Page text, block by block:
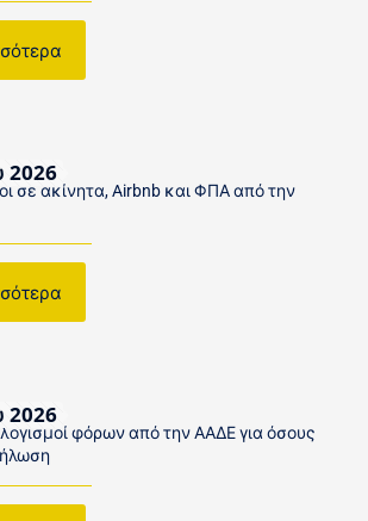
2026
σε ακίνητα, Airbnb και ΦΠΑ από την
2026
φόρων από την ΑΑΔΕ για όσους